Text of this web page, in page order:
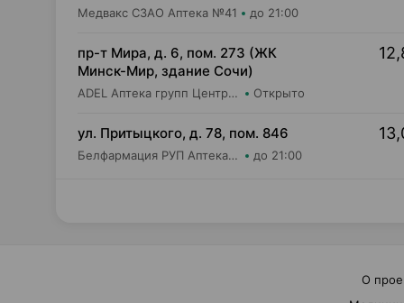
Медвакс СЗАО Аптека №41 до 21:00
пр-т Мира, д. 6, пом. 273 (ЖК
Минск-Мир, здание Сочи)
ADEL Аптека групп Центр ООО Аптека №74 Открыто
ул. Притыцкого, д. 78, пом. 846
Белфармация РУП Аптека №106 до 21:00
О